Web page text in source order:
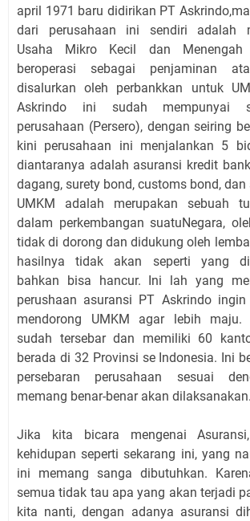
april 1971 baru didirikan PT
dari perusahaan ini sendiri adalah
Usaha Mikro Kecil dan Menengah
beroperasi sebagai penjaminan
disalurkan oleh perbankkan untuk
Askrindo ini sudah mempunyai
perusahaan (Persero), dengan seiring
kini perusahaan ini menjalankan 5
diantaranya adalah asuransi kredit
dagang, surety bond, customs bond,
UMKM adalah merupakan sebuah
dalam perkembangan suatuNegara,
tidak di dorong dan didukung oleh
hasilnya tidak akan seperti yang
bahkan bisa hancur. Ini lah yang
perushaan asuransi PT Askrindo
mendorong UMKM agar lebih maju.
sudah tersebar dan memiliki 60
berada di 32 Provinsi se Indonesia. Ini
persebaran perusahaan sesuai
memang benar-benar akan dilaksanakan.
Jika kita bicara mengenai
kehidupan seperti sekarang ini, yang
ini memang sanga dibutuhkan.
semua tidak tau apa yang akan terjadi
kita nanti, dengan adanya asuransi